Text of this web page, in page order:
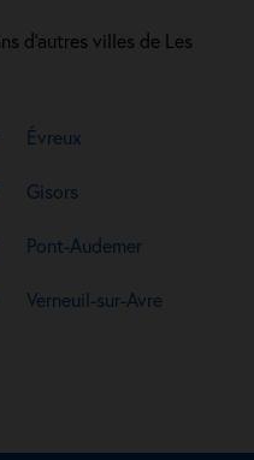
d’autres villes de Les
Évreux
Gisors
Pont-Audemer
Verneuil-sur-Avre